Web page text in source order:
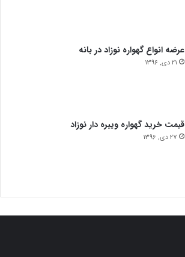
عرضه انواع گهواره نوزاد در بانه
21 دی, 1396
قیمت خرید گهواره ویبره دار نوزاد
27 دی, 1396